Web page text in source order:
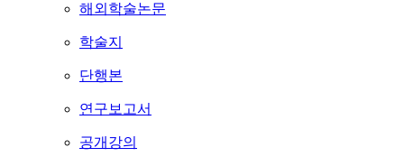
해외학술논문
학술지
단행본
연구보고서
공개강의